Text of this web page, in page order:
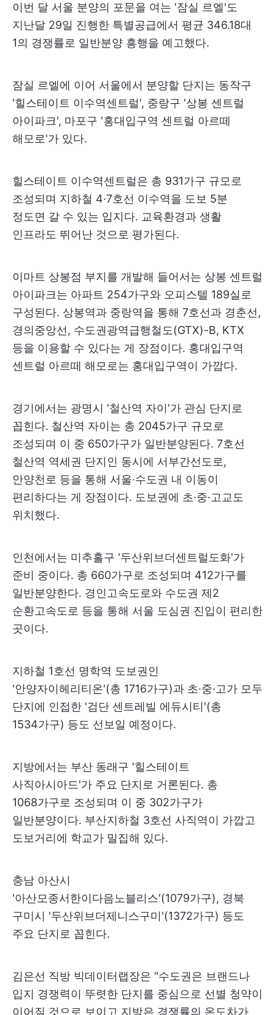
이번 달 서울 분양의 포문을 여는 '잠실 르엘'도
지난달 29일 진행한 특별공급에서 평균 346.18대
1의 경쟁률로 일반분양 흥행을 예고했다.
잠실 르엘에 이어 서울에서 분양할 단지는 동작구
'힐스테이트 이수역센트럴', 중랑구 '상봉 센트럴
아이파크', 마포구 '홍대입구역 센트럴 아르떼
해모로'가 있다.
힐스테이트 이수역센트럴은 총 931가구 규모로
조성되며 지하철 4·7호선 이수역을 도보 5분
정도면 갈 수 있는 입지다. 교육환경과 생활
인프라도 뛰어난 것으로 평가된다.
이마트 상봉점 부지를 개발해 들어서는 상봉 센트럴
아이파크는 아파트 254가구와 오피스텔 189실로
구성된다. 상봉역과 중랑역을 통해 7호선과 경춘선,
경의중앙선, 수도권광역급행철도(GTX)-B, KTX
등을 이용할 수 있다는 게 장점이다. 홍대입구역
센트럴 아르떼 해모로는 홍대입구역이 가깝다.
경기에서는 광명시 '철산역 자이'가 관심 단지로
꼽힌다. 철산역 자이는 총 2045가구 규모로
조성되며 이 중 650가구가 일반분양된다. 7호선
철산역 역세권 단지인 동시에 서부간선도로,
안양천로 등을 통해 서울·수도권 내 이동이
편리하다는 게 장점이다. 도보권에 초·중·고교도
위치했다.
인천에서는 미추홀구 '두산위브더센트럴도화'가
준비 중이다. 총 660가구로 조성되며 412가구를
일반분양한다. 경인고속도로와 수도권 제2
순환고속도로 등을 통해 서울 도심권 진입이 편리한
곳이다.
지하철 1호선 명학역 도보권인
'안양자이헤리티온'(총 1716가구)과 초·중·고가 모두
단지에 인접한 '검단 센트레빌 에듀시티'(총
1534가구) 등도 선보일 예정이다.
지방에서는 부산 동래구 '힐스테이트
사직아시아드'가 주요 단지로 거론된다. 총
1068가구로 조성되며 이 중 302가구가
일반분양이다. 부산지하철 3호선 사직역이 가깝고
도보거리에 학교가 밀집해 있다.
충남 아산시
'아산모종서한이다음노블리스'(1079가구), 경북
구미시 '두산위브더제니스구미'(1372가구) 등도
주요 단지로 꼽힌다.
김은선 직방 빅데이터랩장은 "수도권은 브랜드나
입지 경쟁력이 뚜렷한 단지를 중심으로 선별 청약이
이어질 것으로 보이고 지방은 경쟁률의 온도차가